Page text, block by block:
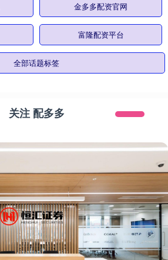
金多多配资官网
富隆配资平台
全部话题标签
关注 配多多